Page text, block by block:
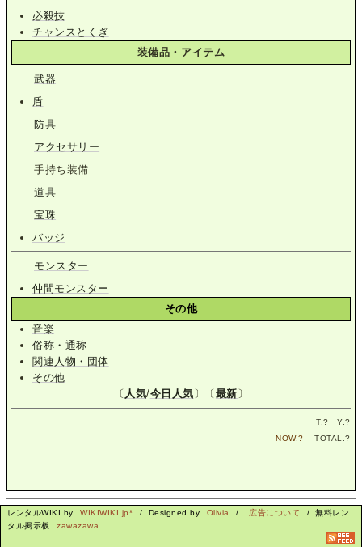
必殺技
チャンスとくぎ
装備品・アイテム
武器
盾
防具
アクセサリー
手持ち装備
道具
宝珠
バッジ
モンスター
仲間モンスター
その他
音楽
俗称・通称
関連人物・団体
その他
〔 人気/今日人気 〕〔 最新 〕
T.? Y.?
NOW.? TOTAL.?
レンタルWIKI by WIKIWIKI.jp* / Designed by Olivia / 広告について
/ 無料レン
タル掲示板
zawazawa